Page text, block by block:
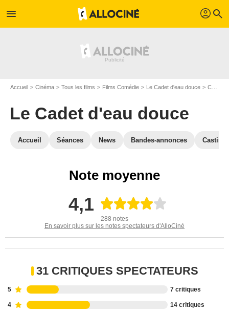
menu profil search
Accueil Cinéma Tous les films Films Comédie Le Cadet d'eau douce Critiques Le Cadet d'eau douce
Le Cadet d'eau douce
Accueil Séances News Bandes-annonces Casting
Note moyenne
4,1
288 notes
En savoir plus sur les notes spectateurs d'AlloCiné
31 CRITIQUES SPECTATEURS
5 7 critiques
4 14 critiques